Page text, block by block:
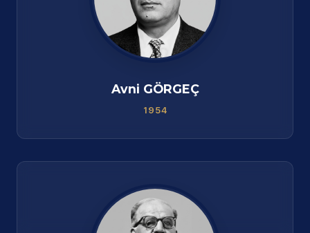
Avni GÖRGEÇ
1954